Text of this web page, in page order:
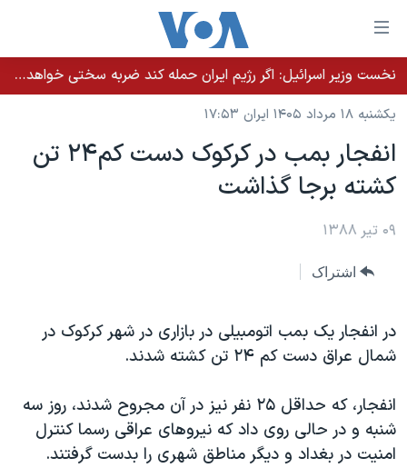
لینکهای
قابل
دسترسی
جهش
محتوای
اصلی
به
اصلی
به
جستجو
خانه
نسخه سبک وب‌سایت
موضوع ها
ایران
آمریکا
گزیده‌ها
ویژه برنامه‌ها
فرهنگ و زندگی
حقوق شهروندی
برنامه های تلویزیونی
جدول برنامه ها
صفحه‌های ویژه
عملیات خشم حماسی
۲۵۰سالگی آمریکا
مستندها
انتخابات ریاست جمهوری آمریکا ۲۰۲۴
پخش رادیویی
یادگیری زبان انگلیسی
دنبال کنید
نخست وزیر اسرائيل: اگر رژیم ایران حمله کند ضربه سختی خواهد خورد
یکشنبه ۱۸ مرداد ۱۴۰۵ ایران ۱۷:۵۳
انفجار بمب در کرکوک دست کم ۲۴ تن
کشته برجا گذاشت
۰۹ تیر ۱۳۸۸
اشتراک
در انفجار یک بمب اتومبیلی در بازاری در شهر کرکوک در
شمال عراق دست کم ۲۴ تن کشته شدند.
انفجار، که حداقل ۲۵ نفر نیز در آن مجروح شدند، روز سه
شنبه و در حالی روی داد که نیروهای عراقی رسما کنترل
امنیت در بغداد و دیگر مناطق شهری را بدست گرفتند.